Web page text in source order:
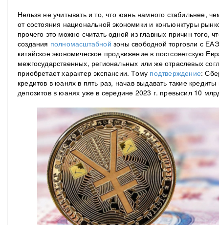
Нельзя не учитывать и то, что юань намного стабильнее,
от состояния национальной экономики и конъюнктуры
прочего это можно считать одной из главных причин того,
создания полномасштабной зоны свободной торговли с
китайское экономическое продвижение в постсоветскую
межгосударственных, региональных или же отраслевых
приобретает характер экспансии. Тому подтверждение:
кредитов в юанях в пять раз, начав выдавать такие
депозитов в юанях уже в середине 2023 г. превысил 10